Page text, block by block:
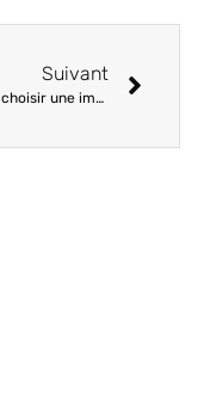
Suivant
Pourquoi choisir une imprimerie chinoise pour les commandes en gros ? Avantages stratégiques pour les acheteurs mondiaux